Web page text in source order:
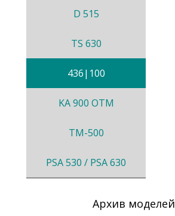
D 515
TS 630
436|100
KA 900 OTM
TM-500
PSA 530 / PSA 630
Архив моделей